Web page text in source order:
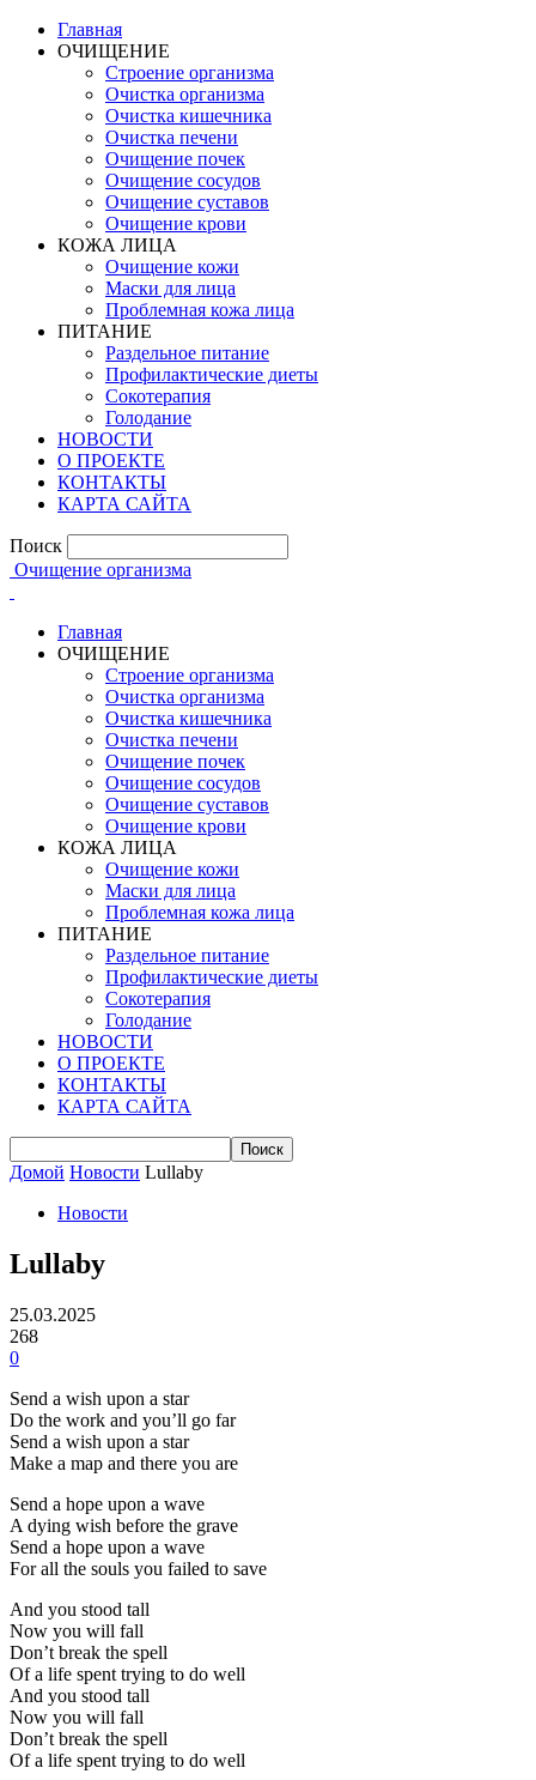
Главная
ОЧИЩЕНИЕ
Строение организма
Очистка организма
Очистка кишечника
Очистка печени
Очищение почек
Очищение сосудов
Очищение суставов
Очищение крови
КОЖА ЛИЦА
Очищение кожи
Маски для лица
Проблемная кожа лица
ПИТАНИЕ
Раздельное питание
Профилактические диеты
Сокотерапия
Голодание
НОВОСТИ
О ПРОЕКТЕ
КОНТАКТЫ
КАРТА САЙТА
Поиск
Очищение организма
Главная
ОЧИЩЕНИЕ
Строение организма
Очистка организма
Очистка кишечника
Очистка печени
Очищение почек
Очищение сосудов
Очищение суставов
Очищение крови
КОЖА ЛИЦА
Очищение кожи
Маски для лица
Проблемная кожа лица
ПИТАНИЕ
Раздельное питание
Профилактические диеты
Сокотерапия
Голодание
НОВОСТИ
О ПРОЕКТЕ
КОНТАКТЫ
КАРТА САЙТА
Домой Новости Lullaby
Новости
Lullaby
25.03.2025
268
0
Send a wish upon a star
Do the work and you’ll go far
Send a wish upon a star
Make a map and there you are
Send a hope upon a wave
A dying wish before the grave
Send a hope upon a wave
For all the souls you failed to save
And you stood tall
Now you will fall
Don’t break the spell
Of a life spent trying to do well
And you stood tall
Now you will fall
Don’t break the spell
Of a life spent trying to do well